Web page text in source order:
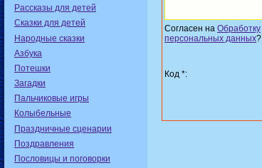
Рассказы для детей
Сказки для детей
Народные сказки
Азбука
Потешки
Загадки
Пальчиковые игры
Колыбельные
Праздничные сценарии
Поздравления
Пословицы и поговорки
Согласен на Обработку
персональных данных?
Код *: